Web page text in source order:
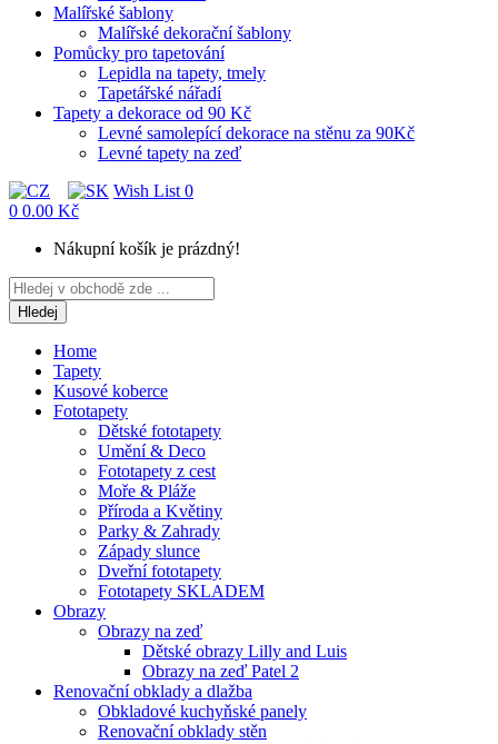
Malířské šablony
Malířské dekorační šablony
Pomůcky pro tapetování
Lepidla na tapety, tmely
Tapetářské nářadí
Tapety a dekorace od 90 Kč
Levné samolepící dekorace na stěnu za 90Kč
Levné tapety na zeď
Wish List 0
0 0.00 Kč
Nákupní košík je prázdný!
Hledej
Home
Tapety
Kusové koberce
Fototapety
Dětské fototapety
Umění & Deco
Fototapety z cest
Moře & Pláže
Příroda a Květiny
Parky & Zahrady
Západy slunce
Dveřní fototapety
Fototapety SKLADEM
Obrazy
Obrazy na zeď
Dětské obrazy Lilly and Luis
Obrazy na zeď Patel 2
Renovační obklady a dlažba
Obkladové kuchyňské panely
Renovační obklady stěn